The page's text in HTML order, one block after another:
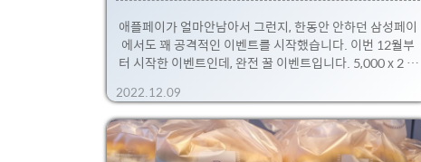
애플페이가 얼마안남아서 그런지, 한동안 안하던 삼성페이
에서도 꽤 공격적인 이벤트를 시작했습니다. 이번 12월부
터 시작한 이벤트인데, 완전 꿀 이벤트입니다. 5,000 x 2 총
성페이 사용자 중에 삼성카드, 신한카드 이용자 대상입니
다. 삼성카드 : 월,화,수에 주유소 및 백화점에 5만원 이상 오
프라인 매장 결제시 5,000원 캐시백 신한카드 : 목,금에 대
형마트 및 병원/약국에서 5만원 이상 오프라인 매장 결제시
2022.12.09